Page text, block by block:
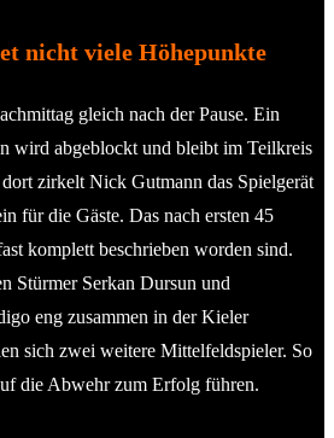
nicht viele Höhepunkte
gleich nach der Pause. Ein
wird abgeblockt und bleibt im Teilkreis
zirkelt Nick Gutmann das Spielgerät
für die Gäste. Das nach ersten 45
komplett beschrieben worden sind.
Stürmer Serkan Dursun und
eng zusammen in der Kieler
sich zwei weitere Mittelfeldspieler. So
die Abwehr zum Erfolg führen.